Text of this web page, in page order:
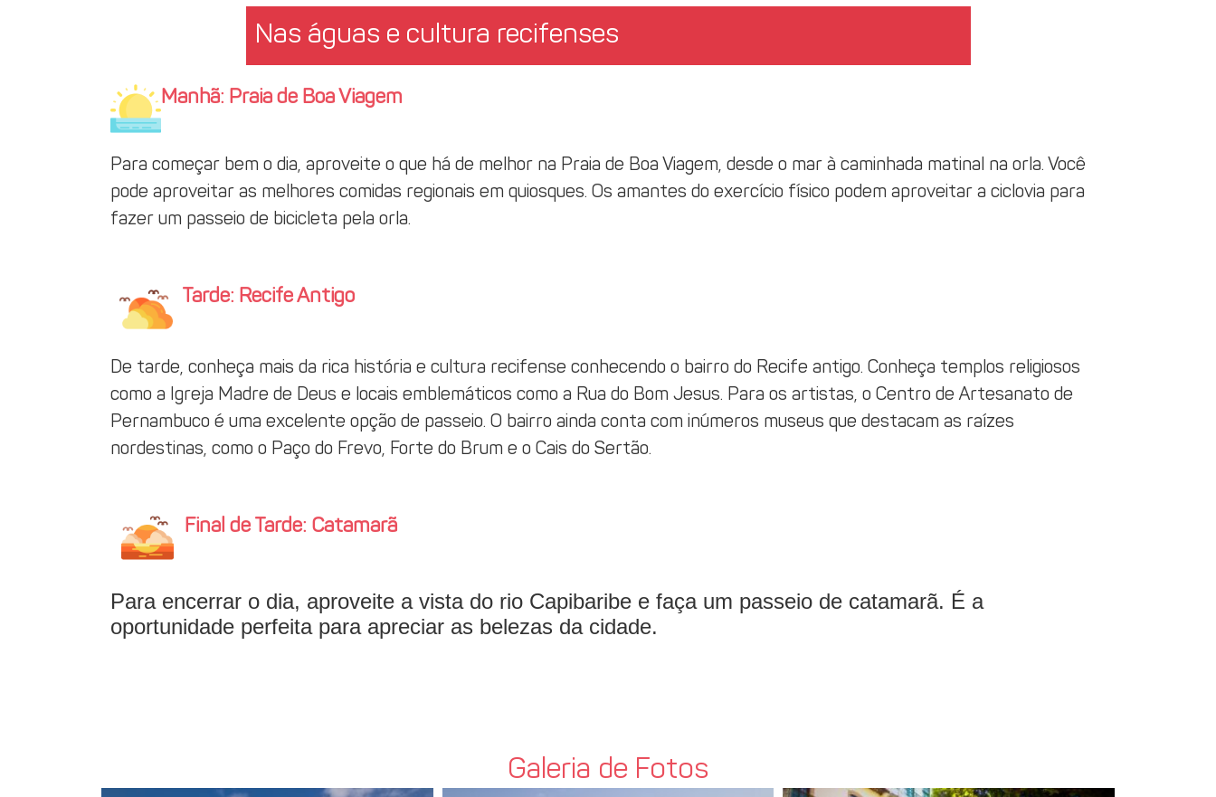
Nas águas e cultura recifenses
Manhã: Praia de Boa Viagem
Para começar bem o dia, aproveite o que há de melhor na Praia de Boa Viagem, desde o mar à caminhada matinal na orla. Você
pode aproveitar as melhores comidas regionais em quiosques. Os amantes do exercício físico podem aproveitar a ciclovia para
fazer um passeio de bicicleta pela orla.
Tarde: Recife Antigo
De tarde, conheça mais da rica história e cultura recifense conhecendo o bairro do Recife antigo. Conheça templos religiosos
como a Igreja Madre de Deus e locais emblemáticos como a Rua do Bom Jesus. Para os artistas, o Centro de Artesanato de
Pernambuco é uma excelente opção de passeio. O bairro ainda conta com inúmeros museus que destacam as raízes
nordestinas, como o Paço do Frevo, Forte do Brum e o Cais do Sertão.
Final de Tarde: Catamarã
Para encerrar o dia, aproveite a vista do rio Capibaribe e faça um passeio de catamarã. É a
oportunidade perfeita para apreciar as belezas da cidade.
Galeria de Fotos